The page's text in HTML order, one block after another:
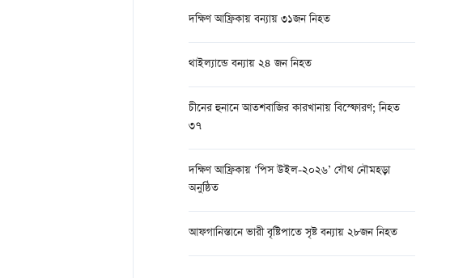
দক্ষিণ আফ্রিকায় বন্যায় ৩১জন নিহত
থাইল্যান্ডে বন্যায় ২৪ জন নিহত
চীনের হুনানে আতশবাজির কারখানায় বিস্ফোরণ; নিহত
৩৭
দক্ষিণ আফ্রিকায় ‘পিস উইল-২০২৬’ যৌথ নৌমহড়া
অনুষ্ঠিত
আফগানিস্তানে ভারী বৃষ্টিপাতে সৃষ্ট বন্যায় ২৮জন নিহত